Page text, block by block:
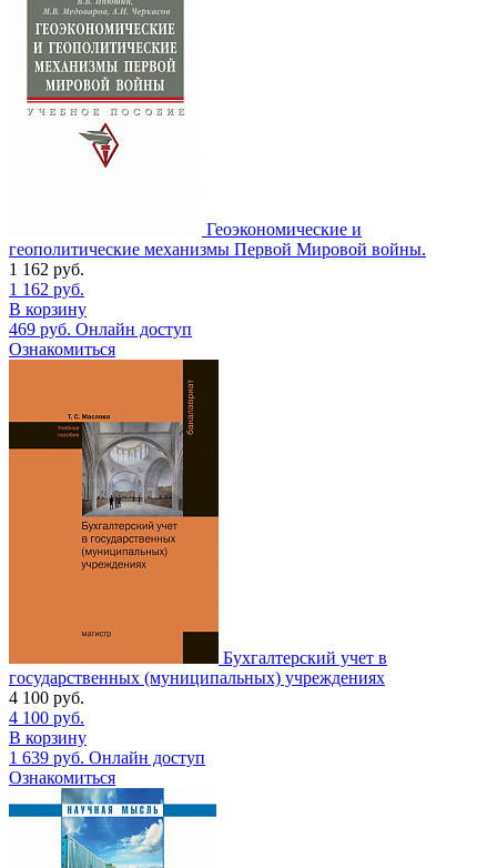
Геоэкономические и
геополитические механизмы Первой Мировой войны.
1 162 руб.
1 162 руб.
В корзину
469 руб. Онлайн доступ
Ознакомиться
Бухгалтерский учет в
государственных (муниципальных) учреждениях
4 100 руб.
4 100 руб.
В корзину
1 639 руб. Онлайн доступ
Ознакомиться